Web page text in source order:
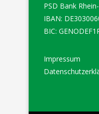
PSD Bank
IBAN:
BIC:
Impressum